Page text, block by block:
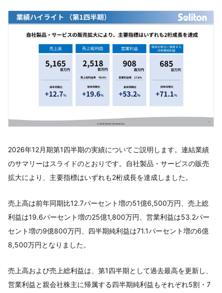
2026年12月期第1四半期の実績についてご説明します。連結業績
のサマリーはスライドのとおりです。自社製品・サービスの販売
拡大により、主要指標はいずれも2桁成長を達成しました。
売上高は前年同期比12.7パーセント増の51億6,500万円、売上総
利益は19.6パーセント増の25億1,800万円、営業利益は53.2パー
セント増の9億800万円、四半期純利益は71.1パーセント増の6億
8,500万円となりました。
売上高および売上総利益は、第1四半期として過去最高を更新し、
営業利益と親会社株主に帰属する四半期純利益もそれぞれ5割・7